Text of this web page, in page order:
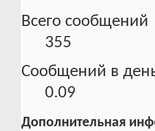
Всего сообщений
355
Сообщений в
0.09
Дополнительная